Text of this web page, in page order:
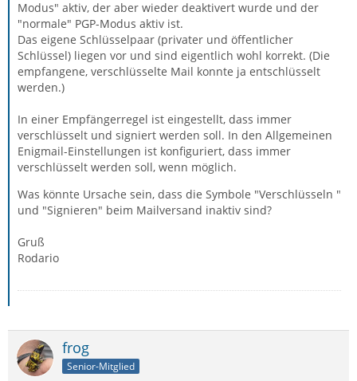
Modus" aktiv, der aber wieder deaktivert wurde und der
"normale" PGP-Modus aktiv ist.
Das eigene Schlüsselpaar (privater und öffentlicher
Schlüssel) liegen vor und sind eigentlich wohl korrekt. (Die
empfangene, verschlüsselte Mail konnte ja entschlüsselt
werden.)
In einer Empfängerregel ist eingestellt, dass immer
verschlüsselt und signiert werden soll. In den Allgemeinen
Enigmail-Einstellungen ist konfiguriert, dass immer
verschlüsselt werden soll, wenn möglich.
Was könnte Ursache sein, dass die Symbole "Verschlüsseln "
und "Signieren" beim Mailversand inaktiv sind?
Gruß
Rodario
frog
Senior-Mitglied